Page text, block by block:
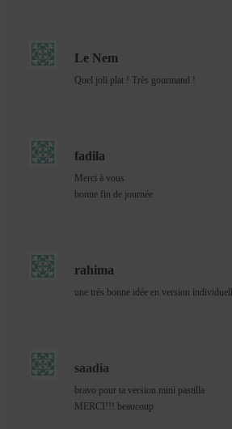
Le Nem
Quel joli plat ! Très gourmand !
fadila
Merci à vous
bonne fin de journée
rahima
une très bonne idée en version
saadia
bravo pour ta version mini pastilla
MERCI!!! beaucoup